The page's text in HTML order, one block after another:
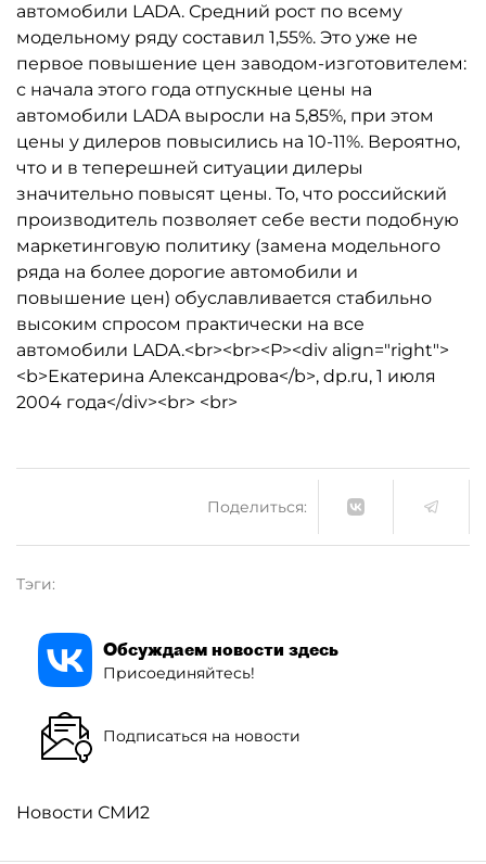
автомобили LADA. Средний рост по всему
модельному ряду составил 1,55%. Это уже не
первое повышение цен заводом-изготовителем:
с начала этого года отпускные цены на
автомобили LADA выросли на 5,85%, при этом
цены у дилеров повысились на 10-11%. Вероятно,
что и в теперешней ситуации дилеры
значительно повысят цены. То, что российский
производитель позволяет себе вести подобную
маркетинговую политику (замена модельного
ряда на более дорогие автомобили и
повышение цен) обуславливается стабильно
высоким спросом практически на все
автомобили LADA.<br><br><P><div align="right">
<b>Екатерина Александрова</b>, dp.ru, 1 июля
2004 года</div><br> <br>
Поделиться:
Тэги:
Обсуждаем новости здесь
Присоединяйтесь!
Подписаться на новости
Новости СМИ2